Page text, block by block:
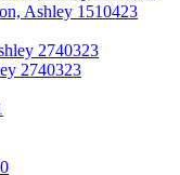
Ashley 1510423
2740323